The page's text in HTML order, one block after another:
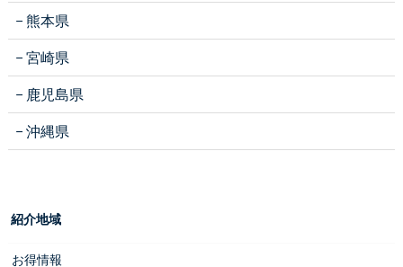
熊本県
宮崎県
鹿児島県
沖縄県
紹介地域
お得情報